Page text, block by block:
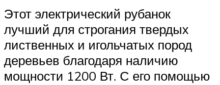
Этот электрический рубанок
лучший для строгания твердых
лиственных и игольчатых пород
деревьев благодаря наличию
мощности 1200 Вт. С его помощью